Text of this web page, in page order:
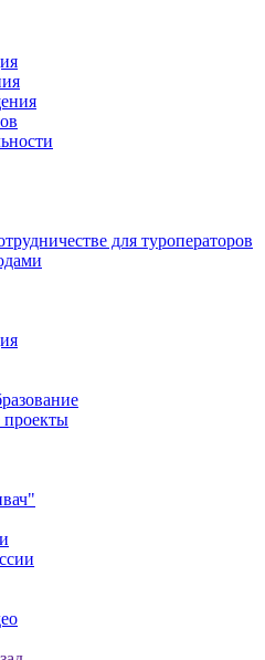
для туроператоров
проекты